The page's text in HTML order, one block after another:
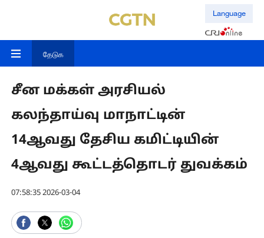
Language
தேடுக
சீன மக்கள் அரசியல்
கலந்தாய்வு மாநாட்டின்
14ஆவது தேசிய கமிட்டியின்
4ஆவது கூட்டத்தொடர் துவக்கம்
07:58:35 2026-03-04